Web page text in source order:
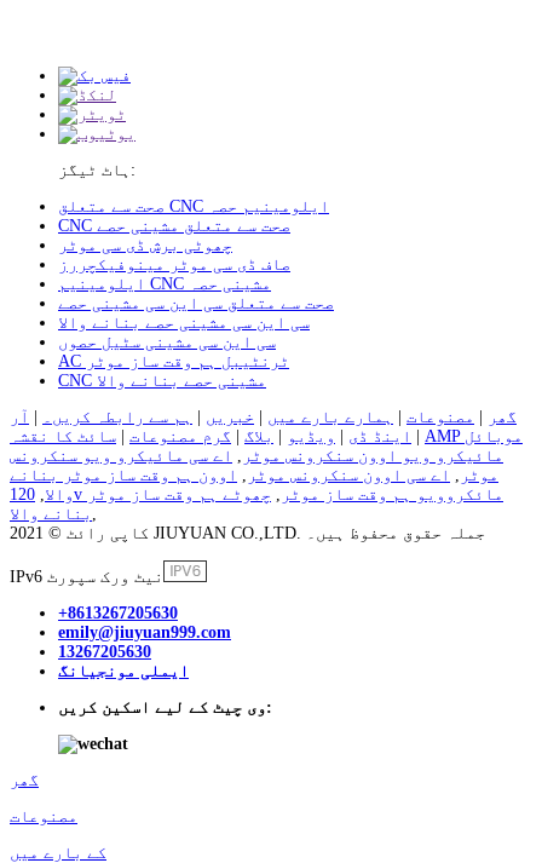
ہاٹ ٹیگز:
صحت سے متعلق CNC ایلومینیم حصہ
CNC صحت سے متعلق مشینی حصے
چھوٹی برش ڈی سی موٹر
صاف ڈی سی موٹر مینوفیکچررز
ایلومینیم CNC مشینی حصہ
صحت سے متعلق سی این سی مشینی حصے
سی این سی مشینی حصے بنانے والا
سی این سی مشینی سٹیل حصوں
AC ٹرنٹیبل ہم وقت ساز موٹر
CNC مشینی حصے بنانے والا
گھر
| مصنوعات | ہمارے بارے میں | خبریں | ہم سے رابطہ کریں۔ | آر
اینڈ ڈی | ویڈیو | بلاگ | گرم مصنوعات | سائٹ کا نقشہ |
AMP موبائل
مائیکرو ویو اوون سنکرونس موٹر
اے سی مائیکرو ویو سنکرونس
موٹر
اے سی اوون سنکرونس موٹر
اوون ہم وقت ساز موٹر بنانے
والا
120v مائکروویو ہم وقت ساز موٹر
چھوٹے ہم وقت ساز موٹر
بنانے والا
کاپی رائٹ © 2021 JIUYUAN CO.,LTD. جملہ حقوق محفوظ ہیں۔
IPv6 نیٹ ورک سپورٹ
+8613267205630
emily@jiuyuan999.com
13267205630
ایملی مونجیانگ
وی چیٹ کے لیے اسکین کریں:
گھر
مصنوعات
کے بارے میں